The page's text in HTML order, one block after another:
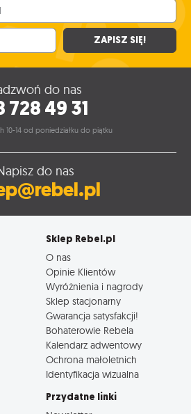
ZAPISZ SIĘ!
do nas
728 49 31
10-14 od poniedziałku do piątku
do nas
Sklep Rebel.pl
O nas
Opinie Klientów
Wyróżnienia i nagrody
Sklep stacjonarny
Gwarancja satysfakcji!
Bohaterowie Rebela
Kalendarz adwentowy
Ochrona małoletnich
Identyfikacja wizualna
Przydatne linki